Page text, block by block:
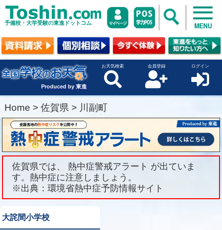
予備校・大学受験の東進ドットコム MENU
Produced by 東進
お天気検索 会員登録 ログイン
Home > 佐賀県 > 川副町
佐賀県では、 熱中症警戒アラート が出ていま
す。熱中症に注意しましょう。
※出典：環境省熱中症予防情報サイト
大詫間小学校